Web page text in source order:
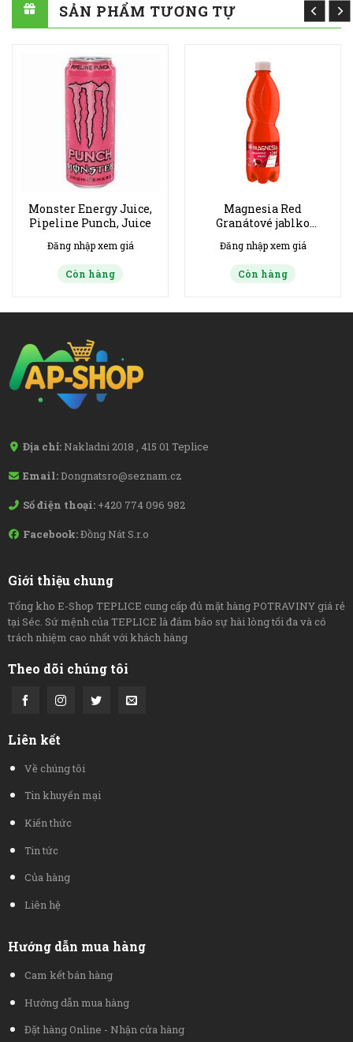
SẢN PHẨM TƯƠNG TỰ
Monster Energy Juice,
Pipeline Punch, Juice
Đăng nhập xem giá
Còn hàng
Magnesia Red
Granátové jablko
bịch 12ks
Đăng nhập xem giá
Còn hàng
Địa chỉ: Nakladni 2018 , 415 01 Teplice
Email:Dongnatsro@seznam.cz
Số điện thoại: +420 774 096 982
Facebook:Đồng Nát S.r.o
Giới thiệu chung
Tổng kho E-Shop TEPLICE cung cấp đủ mặt hàng POTRAVINY giá rẻ
tại Séc. Sứ mệnh của TEPLICE là đảm bảo sự hài lòng tối đa và có
trách nhiệm cao nhất với khách hàng
Theo dõi chúng tôi
Liên kết
Về chúng tôi
Tin khuyến mại
Kiến thức
Tin tức
Của hàng
Liên hệ
Hướng dẫn mua hàng
Cam kết bán hàng
Hướng dẫn mua hàng
Đặt hàng Online - Nhận cửa hàng